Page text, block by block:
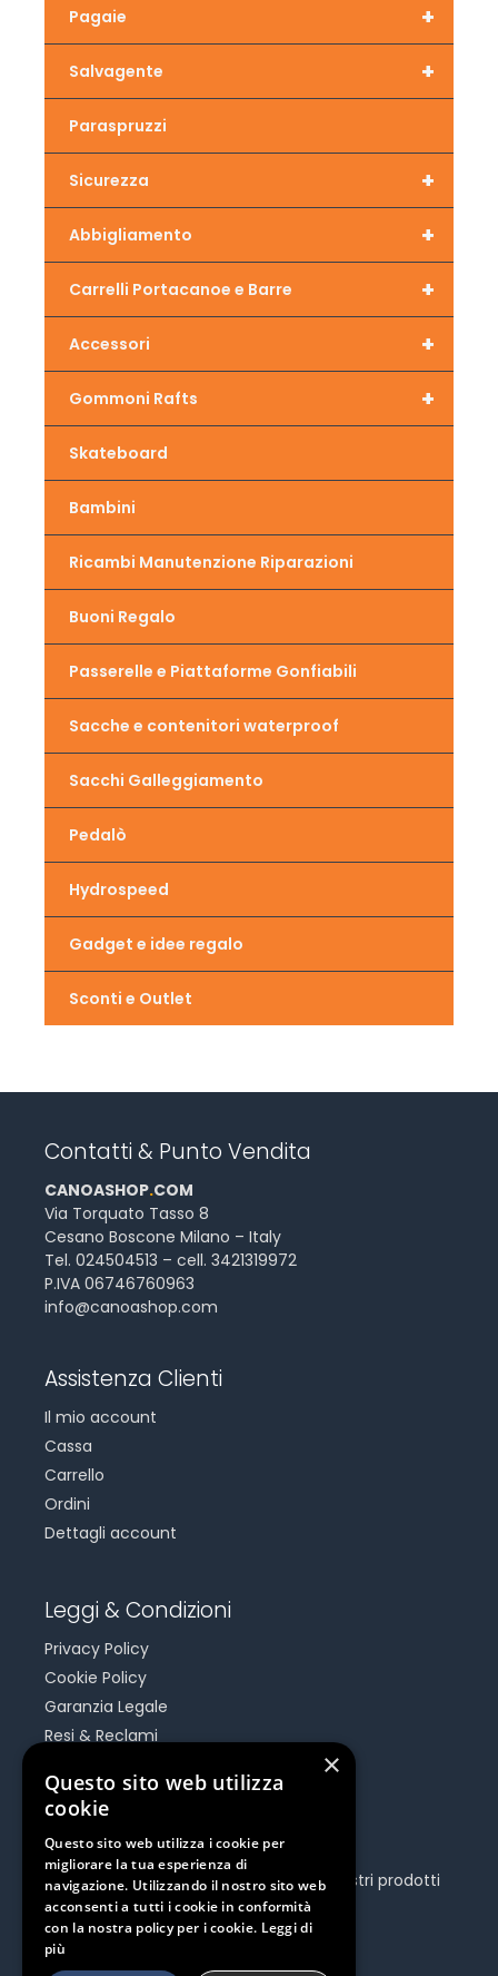
+
Pagaie
+
Salvagente
Paraspruzzi
+
Sicurezza
+
Abbigliamento
+
Carrelli Portacanoe e Barre
+
Accessori
+
Gommoni Rafts
Skateboard
Bambini
Ricambi Manutenzione Riparazioni
Buoni Regalo
Passerelle e Piattaforme Gonfiabili
Sacche e contenitori waterproof
Sacchi Galleggiamento
Pedalò
Hydrospeed
Gadget e idee regalo
Sconti e Outlet
Contatti & Punto Vendita
CANOASHOP.COM
Via Torquato Tasso 8
Cesano Boscone Milano – Italy
Tel. 024504513 – cell. 3421319972
P.IVA 06746760963
info@canoashop.com
Assistenza Clienti
Il mio account
Cassa
Carrello
Ordini
Dettagli account
Leggi & Condizioni
Privacy Policy
Cookie Policy
Garanzia Legale
Resi & Reclami
Be Social
Seguici e rimani aggiornato su tutti i nostri prodotti
e iniziative.
×
Questo sito web utilizza
cookie
Questo sito web utilizza i cookie per
migliorare la tua esperienza di
navigazione. Utilizzando il nostro sito web
acconsenti a tutti i cookie in conformità
con la nostra policy per i cookie. Leggi di
più